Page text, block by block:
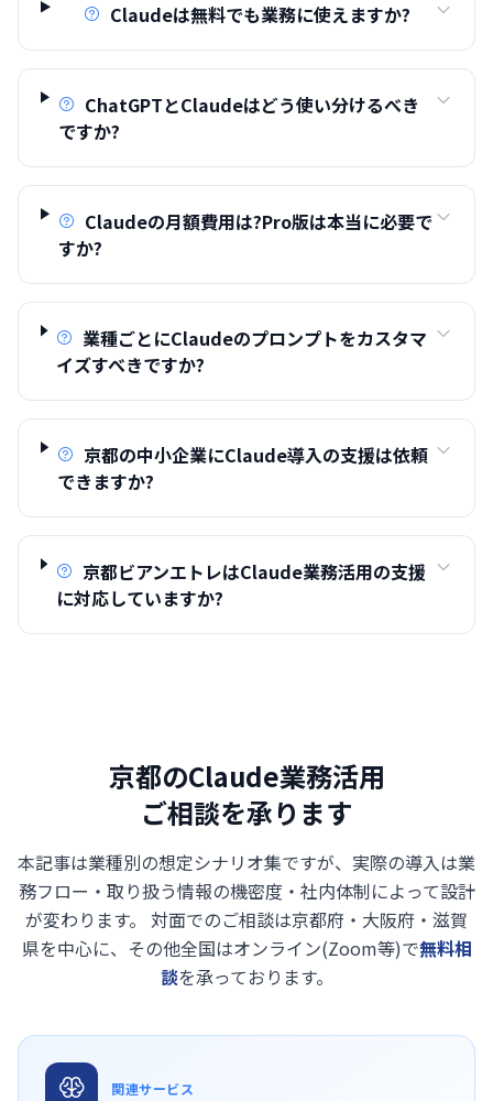
Claudeは無料でも業務に使えますか?
ChatGPTとClaudeはどう使い分けるべき
ですか?
Claudeの月額費用は?Pro版は本当に必要で
すか?
業種ごとにClaudeのプロンプトをカスタマ
イズすべきですか?
京都の中小企業にClaude導入の支援は依頼
できますか?
京都ビアンエトレはClaude業務活用の支援
に対応していますか?
京都のClaude業務活用
ご相談を承ります
本記事は業種別の想定シナリオ集ですが、実際の導入は業
務フロー・取り扱う情報の機密度・社内体制によって設計
が変わります。
対面でのご相談は京都府・大阪府・滋賀
県を中心に、その他全国はオンライン(Zoom等)で無料相
談を承っております。
関連サービス